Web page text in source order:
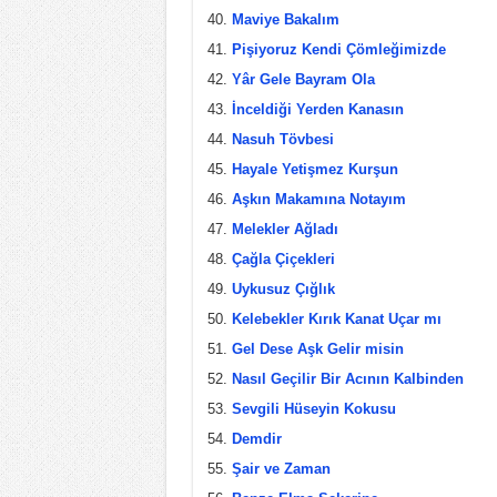
Maviye Bakalım
Pişiyoruz Kendi Çömleğimizde
Yâr Gele Bayram Ola
İnceldiği Yerden Kanasın
Nasuh Tövbesi
Hayale Yetişmez Kurşun
Aşkın Makamına Notayım
Melekler Ağladı
Çağla Çiçekleri
Uykusuz Çığlık
Kelebekler Kırık Kanat Uçar mı
Gel Dese Aşk Gelir misin
Nasıl Geçilir Bir Acının Kalbinden
Sevgili Hüseyin Kokusu
Demdir
Şair ve Zaman